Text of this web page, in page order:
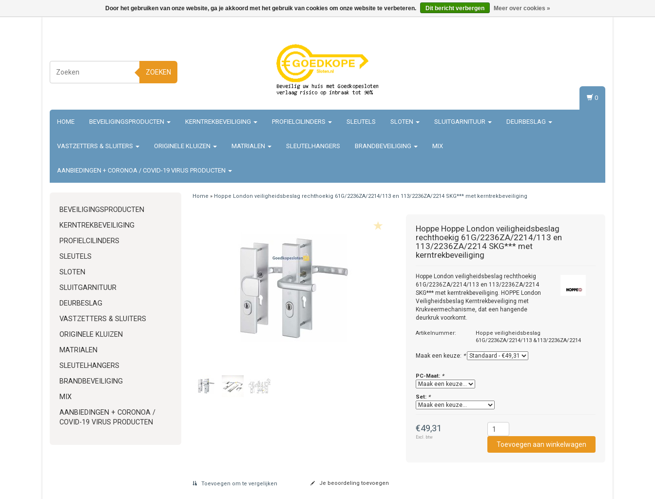
ZOEKEN
HOME BEVEILIGINGSPRODUCTEN KERNTREKBEVEILIGING PROFIELCILINDERS SLEUTELS SLOTEN SLUITGARNITUUR DEURBESLAG
VASTZETTERS & SLUITERS ORIGINELE KLUIZEN MATRIALEN SLEUTELHANGERS BRANDBEVEILIGING MIX
AANBIEDINGEN + CORONOA / COVID-19 VIRUS PRODUCTEN
0
BEVEILIGINGSPRODUCTEN
KERNTREKBEVEILIGING
PROFIELCILINDERS
SLEUTELS
SLOTEN
SLUITGARNITUUR
DEURBESLAG
VASTZETTERS & SLUITERS
ORIGINELE KLUIZEN
MATRIALEN
SLEUTELHANGERS
BRANDBEVEILIGING
MIX
AANBIEDINGEN + CORONOA /
COVID-19 VIRUS PRODUCTEN
Home » Hoppe London veiligheidsbeslag rechthoekig 61G/2236ZA/2214/113 en 113/2236ZA/2214 SKG*** met kerntrekbeveiliging
Hoppe Hoppe London veiligheidsbeslag
rechthoekig 61G/2236ZA/2214/113 en
113/2236ZA/2214 SKG*** met
kerntrekbeveiliging
Hoppe London veiligheidsbeslag rechthoekig
61G/2236ZA/2214/113 en 113/2236ZA/2214
SKG*** met kerntrekbeveiliging. HOPPE London
Veiligheidsbeslag Kerntrekbeveiliging met
Krukveermechanisme, dat een hangende
deurkruk voorkomt.
Artikelnummer:
Hoppe veiligheidsbeslag
61G/2236ZA/2214/113 &113/2236ZA/2214
Maak een keuze: *
PC-Maat: *
Set: *
€49,31
Excl. btw
Toevoegen om te vergelijken Je beoordeling toevoegen
Door het gebruiken van onze website, ga je akkoord met het gebruik van cookies om onze website te verbeteren. Dit bericht verbergen Meer over cookies »